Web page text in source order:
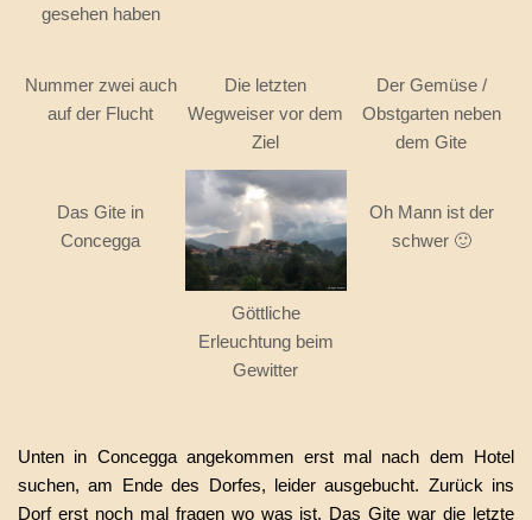
gesehen haben
Nummer zwei auch
auf der Flucht
Die letzten
Wegweiser vor dem
Ziel
Der Gemüse /
Obstgarten neben
dem Gite
Das Gite in
Concegga
Göttliche
Erleuchtung beim
Gewitter
Oh Mann ist der
schwer 🙂
Unten in Concegga angekommen erst mal nach dem Hotel
suchen, am Ende des Dorfes, leider ausgebucht. Zurück ins
Dorf erst noch mal fragen wo was ist. Das Gite war die letzte